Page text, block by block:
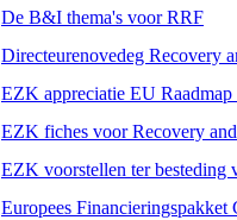
De B&I thema's voor RRF
Directeurenovedeg Recovery
EZK appreciatie EU
EZK fiches voor Recovery
EZK voorstellen ter besteding
Europees